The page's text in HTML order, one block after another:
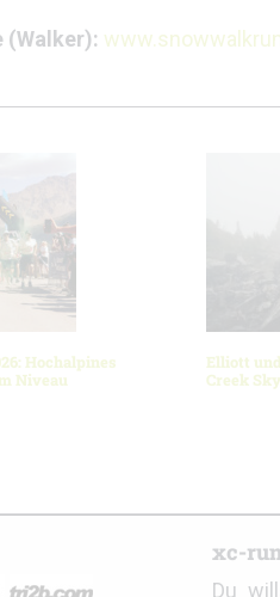
(Walker):
Hochalpines
Niveau
Elliott
Creek
xc-
Du